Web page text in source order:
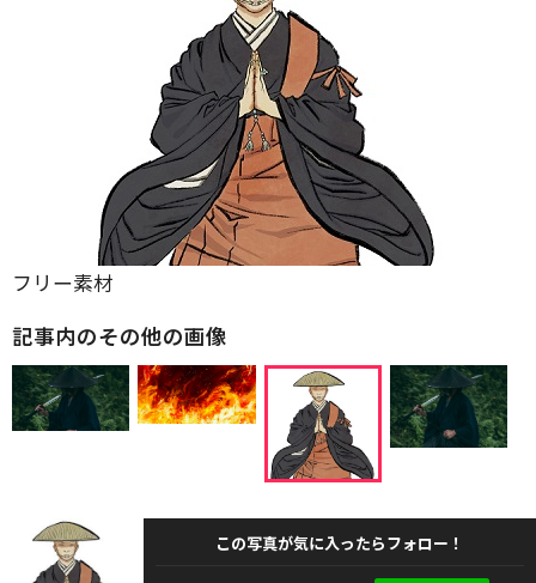
フリー素材
記事内のその他の画像
この写真が気に入ったらフォロー！